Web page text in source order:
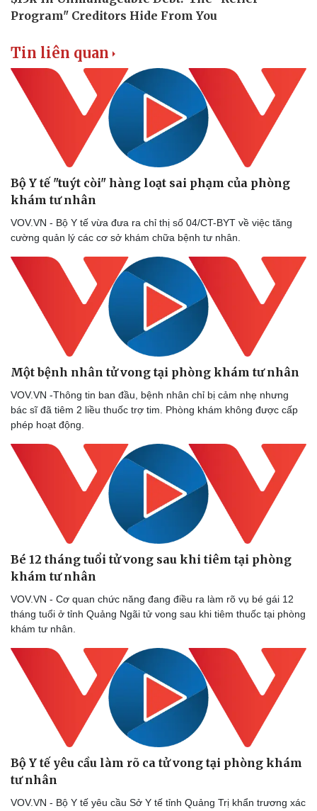
Doanh nghiệp
Thông tin doanh nghiệp
Doanh nghiệp 24h
Doanh nhân
Vì cộng đồng
Công nghệ
Sành điệu
Tin Công nghệ
Trải nghiệm
Chuyển đổi số
Tin liên quan
Bộ Y tế "tuýt còi" hàng loạt sai phạm của phòng
khám tư nhân
VOV.VN - Bộ Y tế vừa đưa ra chỉ thị số 04/CT-BYT về việc tăng
cường quản lý các cơ sở khám chữa bệnh tư nhân.
Một bệnh nhân tử vong tại phòng khám tư nhân
VOV.VN -Thông tin ban đầu, bệnh nhân chỉ bị cảm nhẹ nhưng
bác sĩ đã tiêm 2 liều thuốc trợ tim. Phòng khám không được cấp
phép hoạt động.
​Bé 12 tháng tuổi tử vong sau khi tiêm tại phòng
khám tư nhân
VOV.VN - Cơ quan chức năng đang điều ra làm rõ vụ bé gái 12
tháng tuổi ở tỉnh Quảng Ngãi tử vong sau khi tiêm thuốc tại phòng
khám tư nhân.
Bộ Y tế yêu cầu làm rõ ca tử vong tại phòng khám
tư nhân
VOV.VN - Bộ Y tế yêu cầu Sở Y tế tỉnh Quảng Trị khẩn trương xác